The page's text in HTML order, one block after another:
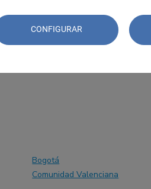
Bogotá
Comunidad Valenciana
CONFIGURAR